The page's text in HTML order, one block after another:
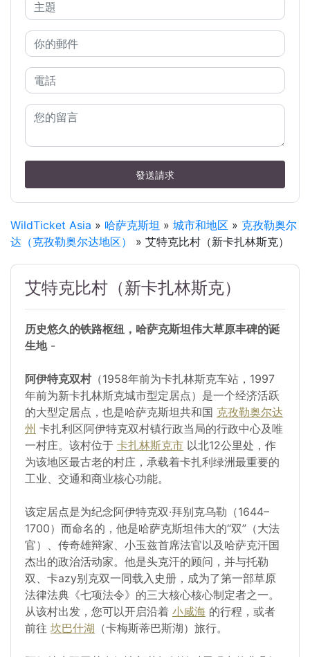
發送請求
WildTicket Asia » 哈萨克斯坦 » 城市和地区 » 克孜勒奥尔
达（克孜勒奥尔达地区）
» 艾特克比村（新卡扎林斯克）
艾特克比村（新卡扎林斯克）
历史悠久的铁路枢纽，哈萨克斯坦伟大草原丰碑的诞
生地-
阿伊特克双村（1958年前为卡扎林斯克车站，1997
年前为新卡扎林斯克城市型定居点）是一个经济活跃
的大型定居点，也是哈萨克斯坦共和国 克孜勒奥尔达
州 卡扎利区阿伊特克双村镇行政当局的行政中心及唯
一村庄。该村位于 卡扎林斯克市 以北12公里处，作
为该地区最古老的村庄，承载着卡扎利绿洲最重要的
工业、交通和商业核心功能。
该定居点是为纪念阿伊特克双·拜别克乌勒（1644–
1700）而命名的，他是哈萨克斯坦伟大的“双”（大法
官）、传奇雄辩家、小玉兹首席法官以及哈萨克汗国
杰出的政治活动家。他是头克汗的顾问，并与托勒
双、卡azy别克双一同载入史册，成为了第一部草原
法律法典《七项法令》的三大核心核心制定者之一。
从该村出发，您可以开启沿着 小咸海 的行程，或者
前往 坎巴什湖 （卡梅斯蒂巴斯湖）旅行。